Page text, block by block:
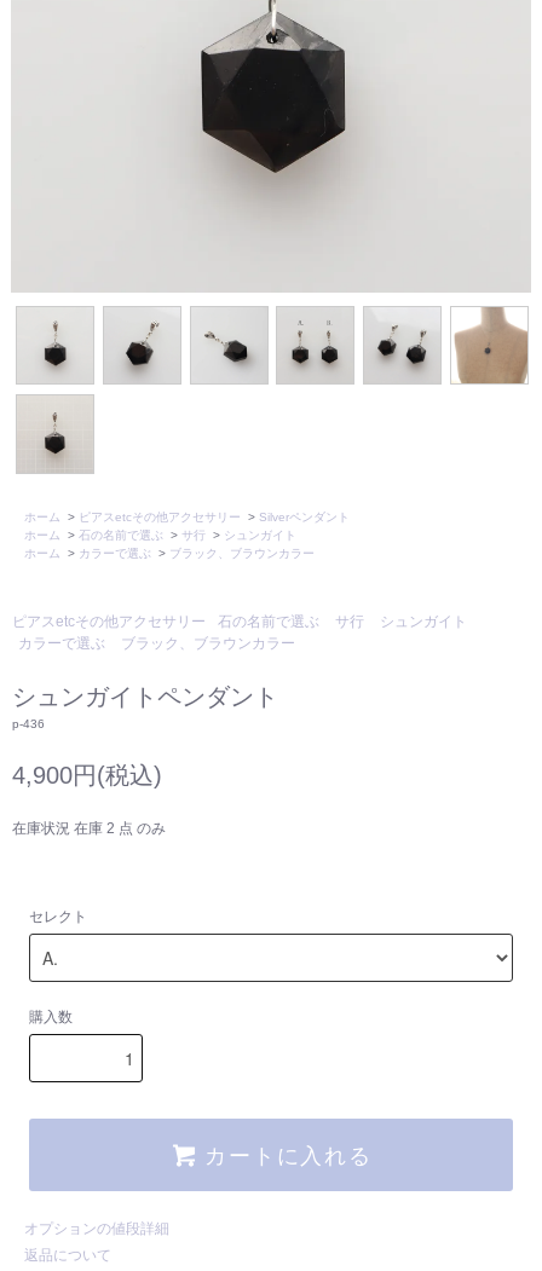
ホーム > ピアスetcその他アクセサリー > Silverペンダント
ホーム
> 石の名前で選ぶ > サ行 > シュンガイト
ホーム
> カラーで選ぶ > ブラック、ブラウンカラー
ピアスetcその他アクセサリー 石の名前で選ぶ サ行
シュンガイト
カラーで選ぶ
ブラック、ブラウンカラー
シュンガイトペンダント
p-436
4,900円(税込)
在庫状況 在庫 2 点 のみ
セレクト
購入数
カートに入れる
オプションの値段詳細
返品について